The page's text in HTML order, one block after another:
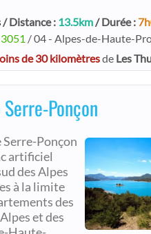
/ Distance : 13.5km/ Durée :
/ 04 - Alpes-de-Haute-
de 30 kilomètresde Les
Ponçon
Serre-Ponçon
artificiel
des Alpes
à la limite
des
et des